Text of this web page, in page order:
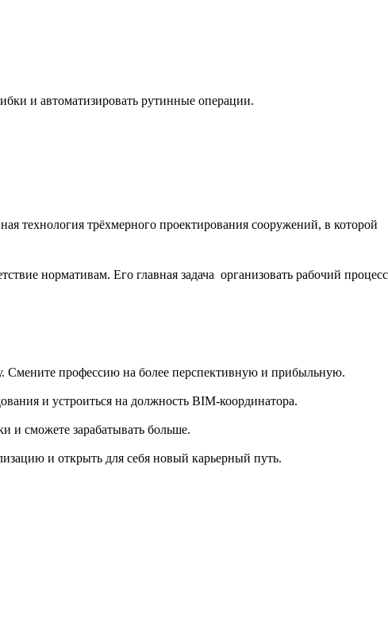
и автоматизировать рутинные операции.
технология трёхмерного проектирования сооружений, в которой
нормативам. Его главная задача  организовать рабочий процесс
Смените профессию на более перспективную и прибыльную.
и устроиться на должность BIM-координатора.
и сможете зарабатывать больше.
и открыть для себя новый карьерный путь.